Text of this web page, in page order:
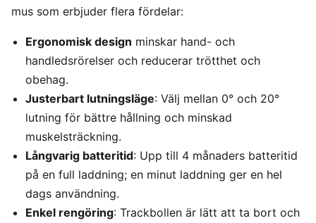
mus som erbjuder flera fördelar:
Ergonomisk design minskar hand- och
handledsrörelser och reducerar trötthet och
obehag.
Justerbart lutningsläge: Välj mellan 0° och 20°
lutning för bättre hållning och minskad
muskelsträckning.
Långvarig batteritid: Upp till 4 månaders batteritid
på en full laddning; en minut laddning ger en hel
dags användning.
Enkel rengöring: Trackbollen är lätt att ta bort och